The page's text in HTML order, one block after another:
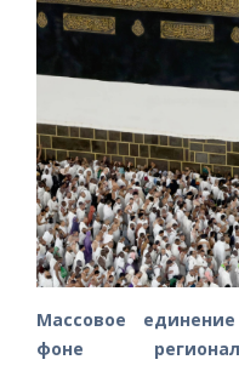
Массовое
фоне